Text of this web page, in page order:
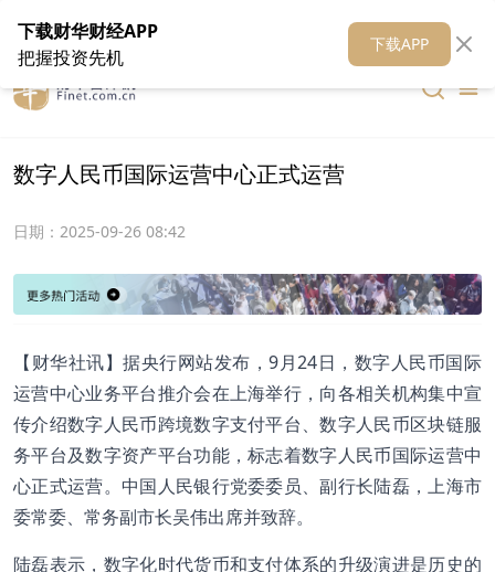
在线客服 关于我们 财华媒体矩阵 财华智库
数字人民币国际运营中心正式运营
日期： 2025-09-26 08:42
【财华社讯】据央行网站发布，9月24日，数字人民币国际
运营中心业务平台推介会在上海举行，向各相关机构集中宣
传介绍数字人民币跨境数字支付平台、数字人民币区块链服
务平台及数字资产平台功能，标志着数字人民币国际运营中
心正式运营。中国人民银行党委委员、副行长陆磊，上海市
委常委、常务副市长吴伟出席并致辞。
陆磊表示，数字化时代货币和支付体系的升级演进是历史的
下载财华财经APP
把握投资先机
下载APP